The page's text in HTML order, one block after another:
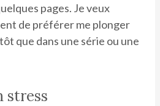
pages. Je veux
de préférer me plonger
que dans une série ou une
stress